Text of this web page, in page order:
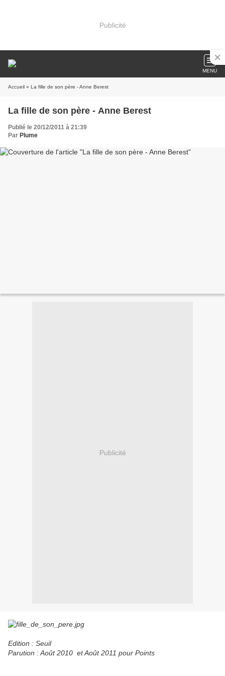
Publicité
MENU
Accueil » La fille de son père - Anne Berest
La fille de son père - Anne Berest
Publié le 20/12/2011 à 21:39
Par Plume
Publicité
Edition : Seuil
Parution : Août 2010 et Août 2011 pour Points